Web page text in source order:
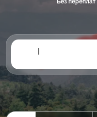
Без переплат
|